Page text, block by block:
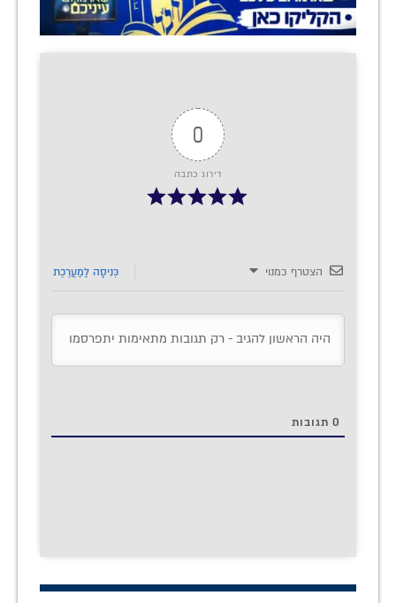
0
דירוג כתבה
הצטרף כמנוי כְּנִיסָה לַמַעֲרֶכֶת
0 תגובות